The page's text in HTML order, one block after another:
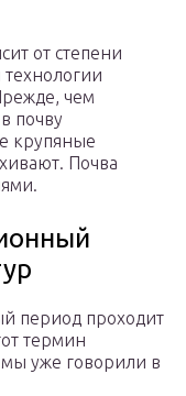
от степени
технологии
чем
почву
крупяные
Почва
период проходит
термин
мы уже говорили в